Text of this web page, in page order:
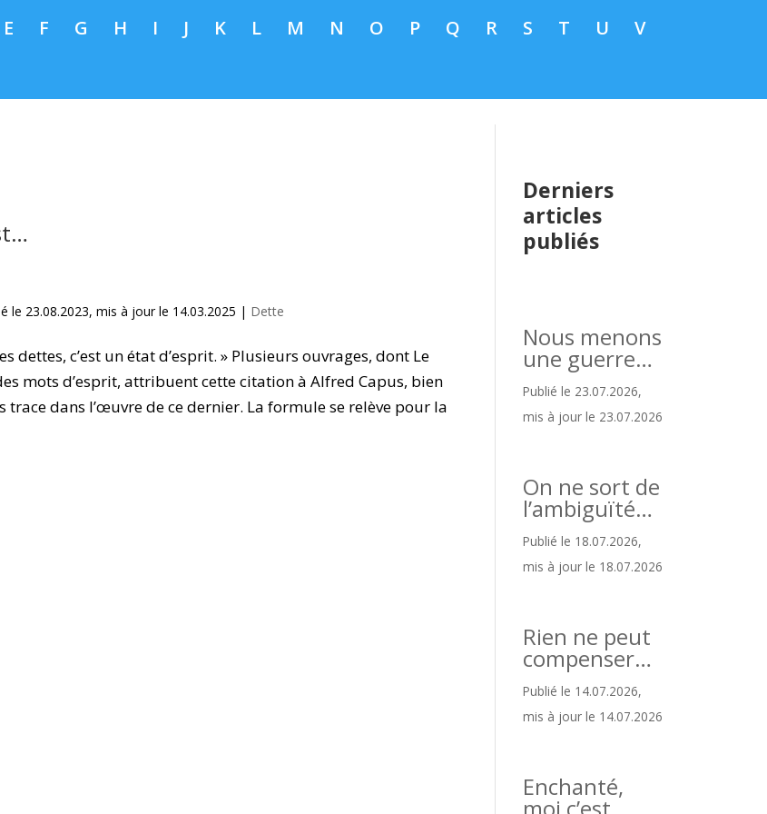
E F G H I J K L M N O P Q R S T U
V
le 23.08.2023, mis à jour le 14.03.2025 | Dette
dettes, c’est un état d’esprit. » Plusieurs ouvrages, dont Le
mots d’esprit, attribuent cette citation à Alfred Capus, bien
trace dans l’œuvre de ce dernier. La formule se relève pour la
Derniers
articles
publiés
Nous menons
une guerre…
Publié le 23.07.2026,
mis à jour le 23.07.2026
On ne sort de
l’ambiguïté…
Publié le 18.07.2026,
mis à jour le 18.07.2026
Rien ne peut
compenser…
Publié le 14.07.2026,
mis à jour le 14.07.2026
Enchanté,